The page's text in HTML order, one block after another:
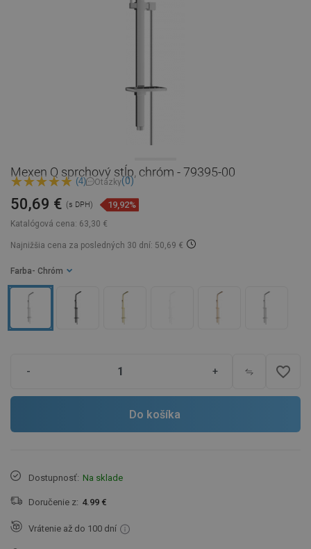
Mexen Q sprchový stĺp, chróm - 79395-00
(4) Otázky(0)
Katalógová cena: 63,30 €
50,69 € (s DPH) 19,92%
Najnižšia cena za posledných 30 dní: 50,69 €
Farba - Chróm
- + favorite_border
Do košíka
Dostupnosť: Na sklade
Doručenie z: 4.99 €
Vrátenie až do 100 dní